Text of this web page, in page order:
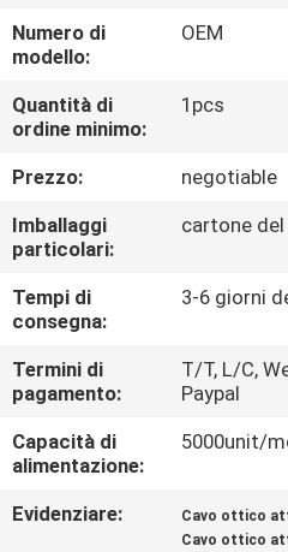
GIRO
DELLA
FABBRICA
CONTROLLO
DI
QUALITÀ
CONTATTICI
NOTIZIE
Numero di
modello:
OEM
Quantità di
ordine minimo:
1pcs
Prezzo:
negotiable
Imballaggi
particolari:
cartone
Tempi di
consegna:
3-6 giorni
Termini di
pagamento:
T/T, L/C,
Paypal
Capacità di
alimentazione:
5000unit/
Evidenziare: Cavo ottico
Cavo ottico